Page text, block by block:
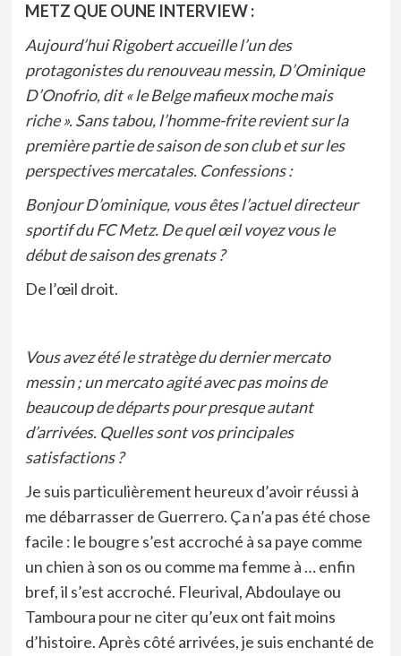
METZ QUE OUNE INTERVIEW :
Aujourd’hui Rigobert accueille l’un des
protagonistes du renouveau messin, D’Ominique
D’Onofrio, dit « le Belge mafieux moche mais
riche ». Sans tabou, l’homme-frite revient sur la
première partie de saison de son club et sur les
perspectives mercatales. Confessions :
Bonjour D’ominique, vous êtes l’actuel directeur
sportif du FC Metz. De quel œil voyez vous le
début de saison des grenats ?
De l’œil droit.
Vous avez été le stratège du dernier mercato
messin ; un mercato agité avec pas moins de
beaucoup de départs pour presque autant
d’arrivées. Quelles sont vos principales
satisfactions ?
Je suis particulièrement heureux d’avoir réussi à
me débarrasser de Guerrero. Ça n’a pas été chose
facile : le bougre s’est accroché à sa paye comme
un chien à son os ou comme ma femme à … enfin
bref, il s’est accroché. Fleurival, Abdoulaye ou
Tamboura pour ne citer qu’eux ont fait moins
d’histoire. Après côté arrivées, je suis enchanté de